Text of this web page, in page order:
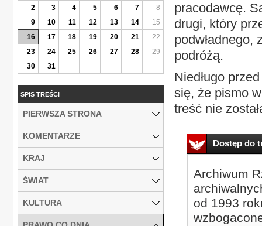
pracodawcę.
drugi, który
podwładnego,
podróżą.
Niedługo
się, że pismo
treść nie
Dostęp do
Archiwum
od 1993
2
3 4 5 6 7
8
9
10 11 12 13 14
15
16
17 18 19 20 21
22
23
24 25 26 27 28
29
30
31
SPIS TREŚCI
PIERWSZA STRONA
KOMENTARZE
KRAJ
ŚWIAT
KULTURA